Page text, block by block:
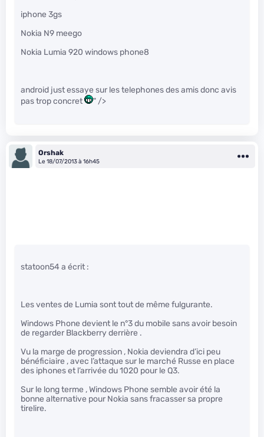
iphone 3gs
Nokia N9 meego
Nokia Lumia 920 windows phone8
android just essaye sur les telephones des amis donc avis
pas trop concret
" />
Orshak
Le 18/07/2013 à 16h45
statoon54 a écrit :
Les ventes de Lumia sont tout de même fulgurante.
Windows Phone devient le n°3 du mobile sans avoir besoin
de regarder Blackberry derrière .
Vu la marge de progression , Nokia deviendra d’ici peu
bénéficiaire , avec l’attaque sur le marché Russe en place
des iphones et l’arrivée du 1020 pour le Q3.
Sur le long terme , Windows Phone semble avoir été la
bonne alternative pour Nokia sans fracasser sa propre
tirelire.